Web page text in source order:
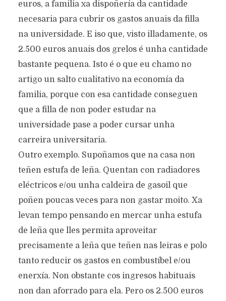
euros, a familia xa dispoñería da cantidade
necesaria para cubrir os gastos anuais da filla
na universidade. E iso que, visto illadamente, os
2.500 euros anuais dos grelos é unha cantidade
bastante pequena. Isto é o que eu chamo no
artigo un salto cualitativo na economía da
familia, porque con esa cantidade conseguen
que a filla de non poder estudar na
universidade pase a poder cursar unha
carreira universitaria.
Outro exemplo. Supoñamos que na casa non
teñen estufa de leña. Quentan con radiadores
eléctricos e/ou unha caldeira de gasoil que
poñen poucas veces para non gastar moito. Xa
levan tempo pensando en mercar unha estufa
de leña que lles permita aproveitar
precisamente a leña que teñen nas leiras e polo
tanto reducir os gastos en combustíbel e/ou
enerxía. Non obstante cos ingresos habituais
non dan aforrado para ela. Pero os 2.500 euros